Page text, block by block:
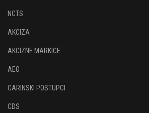
NCTS
AKCIZA
AKCIZNE MARKICE
AEO
CARINSKI POSTUPCI
CDS